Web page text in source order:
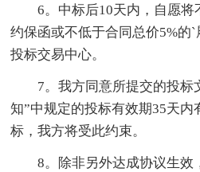
6。中标后10天内，自愿将
约保函或不低于合同总价5%的
投标交易中心。
7。我方同意所提交的投标
知”中规定的投标有效期35天内
标，我方将受此约束。
8。除非另外达成协议生效